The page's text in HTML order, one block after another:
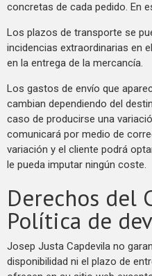
concretas de cada pedido. En
Los plazos de transporte se
incidencias extraordinarias en
en la entrega de la mercancía.
Los gastos de envío que
cambian dependiendo del
caso de producirse una
comunicará por medio de
variación y el cliente podrá
le pueda imputar ningún coste.
Derechos del
Política de
Josep Justa Capdevila no
disponibilidad ni el plazo de